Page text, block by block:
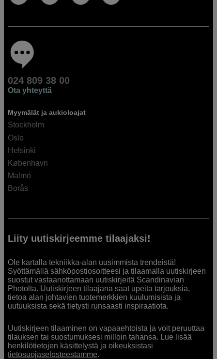
024 809 38 00
Ota yhteyttä
Myymälät ja aukioloajat
Stockholm
Oslo
Helsinki
København
Malmö
Borås
Liity uutiskirjeemme tilaajaksi!
Ole kartalla tekniikka-alan uusimmista trendeistä!
Syöttämällä sähköpostiosoitteesi ja tilaamalla uutiskirjeen
suostut vastaanottamaan uutiskirjeitä Scandinavian
Photolta. Uutiskirjeen tilaajana saat upeita tarjouksia,
tietoa alan johtavien tuotemerkkien kuulumisista ja
uutuuksista sekä tietysti runsaasti inspiraatiota.
Uutiskirjeen tilaaminen on vapaaehtoista ja voit peruuttaa
tilauksen tai suostumuksesi milloin tahansa. Lue lisää
henkilötietojen käsittelystä ja oikeuksistasi
tietosuojaselosteestamme.